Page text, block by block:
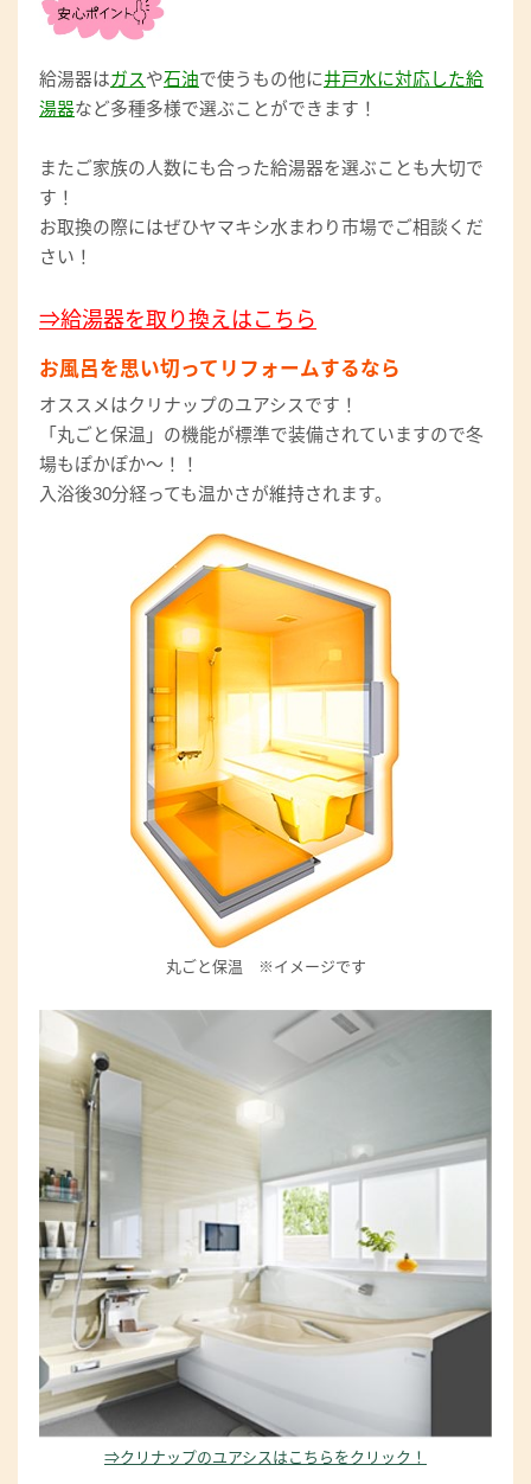
給湯器はガス や石油で使うもの他に井戸水に対応した給
湯器など多種多様で選ぶことができます！
またご家族の人数にも合った給湯器を選ぶことも大切で
す！
お取換の際にはぜひヤマキシ水まわり市場でご相談くだ
さい！
⇒給湯器を取り換えはこちら
お風呂を思い切ってリフォームするなら
オススメはクリナップのユアシスです！
「丸ごと保温」の機能が標準で装備されていますので冬
場もぽかぽか～！！
入浴後30分経っても温かさが維持されます。
丸ごと保温 ※イメージです
⇒クリナップのユアシスはこちらをクリック！